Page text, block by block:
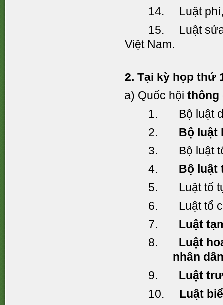
14. Luật phí,
15. Luật sửa
Việt Nam.
2. Tại kỳ họp thứ
a) Quốc hội thông
1. Bộ luật
2. Bộ luật
3. Bộ luật tố
4. Bộ luật
5. Luật tố
6. Luật tổ
7. Luật
8. Luật
nhân
9. Luật
10. Luật